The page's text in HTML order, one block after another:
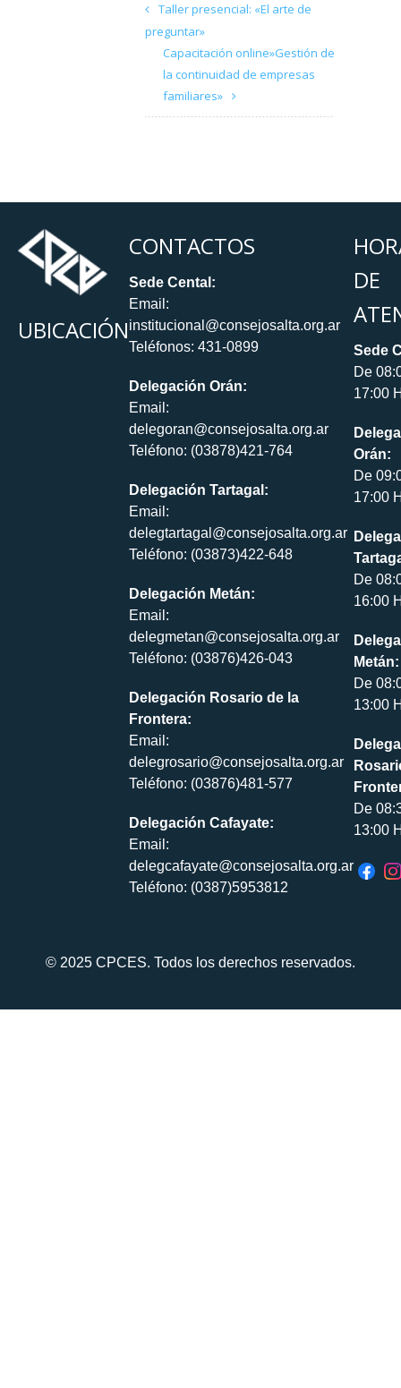
Taller presencial: «El arte de
preguntar»
Capacitación online»Gestión de
la continuidad de empresas
familiares»
UBICACIÓN
CONTACTOS
Sede Cental:
Email:
institucional@consejosalta.org.ar
Teléfonos: 431-0899
Delegación Orán:
Email:
delegoran@consejosalta.org.ar
Teléfono: (03878)421-764
Delegación Tartagal:
Email:
delegtartagal@consejosalta.org.ar
Teléfono: (03873)422-648
Delegación Metán:
Email:
delegmetan@consejosalta.org.ar
Teléfono: (03876)426-043
Delegación Rosario de la
Frontera:
Email:
delegrosario@consejosalta.org.ar
Teléfono: (03876)481-577
Delegación Cafayate:
Email:
delegcafayate@consejosalta.org.ar
Teléfono: (0387)5953812
DE
Sede
De
17:00
Orán:
De
17:00
De
16:00
Metán:
De
13:00
De
13:00
© 2025 CPCES. Todos los derechos reservados.